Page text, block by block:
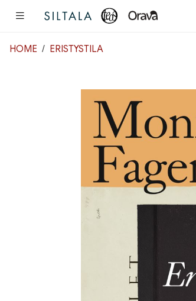
HOME ERISTYSTILA